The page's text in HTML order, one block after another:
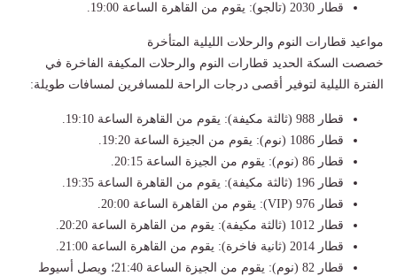
​قطار 2030 (تالجو): يقوم من القاهرة الساعة 19:00.
​مواعيد قطارات النوم والرحلات الليلية المتأخرة
​خصصت السكة الحديد قطارات النوم والرحلات المكيفة الفاخرة في
الفترة الليلية لتوفير أقصى درجات الراحة للمسافرين لمسافات طويلة:
​قطار 988 (ثالثة مكيفة): يقوم من القاهرة الساعة 19:10.
​قطار 1086 (نوم): يقوم من الجيزة الساعة 19:20.
​قطار 86 (نوم): يقوم من الجيزة الساعة 20:15.
​قطار 196 (ثالثة مكيفة): يقوم من القاهرة الساعة 19:35.
​قطار 976 (VIP): يقوم من القاهرة الساعة 20:00.
​قطار 1012 (ثالثة مكيفة): يقوم من القاهرة الساعة 20:20.
​قطار 2014 (ثانية فاخرة): يقوم من القاهرة الساعة 21:00.
​قطار 82 (نوم): يقوم من الجيزة الساعة 21:40؛ ويصل أسيوط